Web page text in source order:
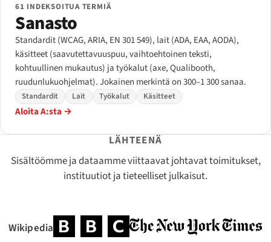
61 INDEKSOITUA TERMIÄ
Sanasto
Standardit (WCAG, ARIA, EN 301 549), lait (ADA, EAA, AODA),
käsitteet (saavutettavuuspuu, vaihtoehtoinen teksti,
kohtuullinen mukautus) ja työkalut (axe, Qualibooth,
ruudunlukuohjelmat). Jokainen merkintä on 300–1 300 sanaa.
Standardit Lait Työkalut Käsitteet
Aloita A:sta →
LÄHTEENÄ
Sisältöömme ja dataamme viittaavat johtavat toimitukset,
instituutiot ja tieteelliset julkaisut.
Wikipedia
(avautuu uuteen välilehteen)
(avautuu uuteen välilehteen)(avautuu uuteen välilehteen)